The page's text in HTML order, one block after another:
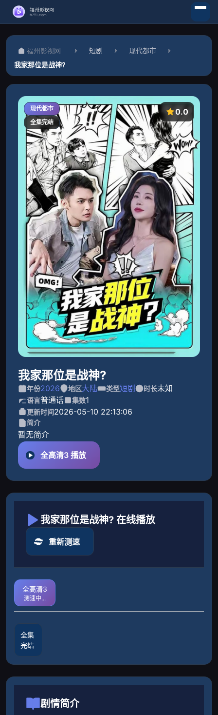
福州影视网 短剧
现代都市
我家那位是战神?
现代都市
全集完结
0.0
我家那位是战神?
年份2026 地区大陆 类型短剧 时长未知
语言普通话 集数1
更新时间2026-05-10 22:13:06
简介
暂无简介
全高清3 播放
我家那位是战神? 在线播放
重新测速
全高清3
测速中...
全集
完结
剧情简介